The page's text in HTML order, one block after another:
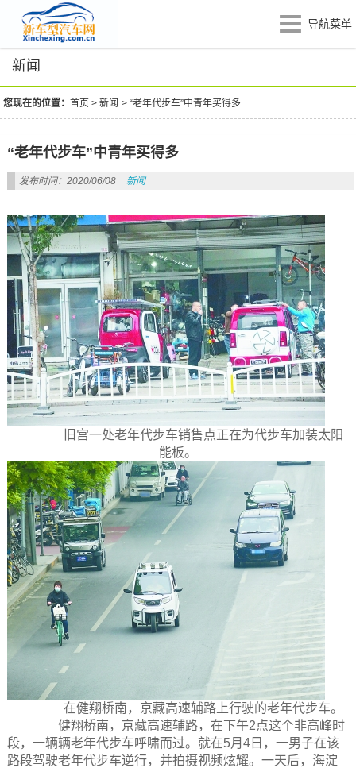
导航菜单
新闻
您现在的位置：首页 >新闻 >“老年代步车”中青年买得多
“老年代步车”中青年买得多
发布时间：2020/06/08 新闻
旧宫一处老年代步车销售点正在为代步车加装太阳
能板。
在健翔桥南，京藏高速辅路上行驶的老年代步车。
健翔桥南，京藏高速辅路，在下午2点这个非高峰时
段，一辆辆老年代步车呼啸而过。就在5月4日，一男子在该
路段驾驶老年代步车逆行，并拍摄视频炫耀。一天后，海淀